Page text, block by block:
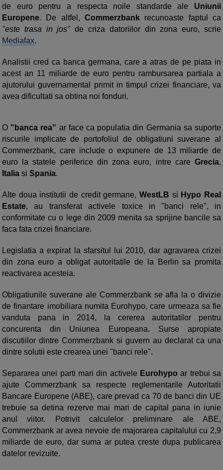
de euro pentru a respecta noile standarde ale Uniunii
Europene. De altfel, Commerzbank recunoaste faptul ca
"este trasa in jos"de criza datoriilor din zona euro, scrie
Mediafax.
Analistii cred ca banca germana, care a atras de pe piata in
acest an 11 miliarde de euro pentru rambursarea partiala a
ajutorului guvernamental primit in timpul crizei financiare, va
avea dificultati sa obtina noi fonduri.
O "banca rea" ar face ca populatia din Germania sa suporte
riscurile implicate de portofoliul de obligatiuni suverane al
Commerzbank, care include o expunere de 13 miliarde de
euro la statele periferice din zona euro, intre care Grecia,
Italia si Spania.
Alte doua institutii de credit germane, WestLB si Hypo Real
Estate, au transferat activele toxice in "banci rele", in
conformitate cu o lege din 2009 menita sa sprijine bancile sa
faca fata crizei financiare.
Legislatia a expirat la sfarsitul lui 2010, dar agravarea crizei
din zona euro a obligat autoritatile de la Berlin sa promita
reactivarea acesteia.
Obligatiunile suverane ale Commerzbank se afla la o divizie
de finantare imobiliara numita Eurohypo, care urmeaza sa fie
vanduta pana in 2014, la cererea autoritatilor pentru
concurenta din Uniunea Europeana. Surse apropiate
discutiilor dintre Commerzbank si guvern au declarat ca una
dintre solutii este crearea unei "banci rele".
Separarea unei parti mari din activele Eurohypo ar trebui sa
ajute Commerzbank sa respecte reglementarile Autoritatii
Bancare Europene (ABE), care prevad ca 70 de banci din UE
trebuie sa detina rezerve mai mari de capital pana in iunie
anul viitor. Potrivit calculelor preliminare ale ABE,
Commerzbank ar avea nevoie de majorarea capitalului cu 2,9
miliarde de euro, dar suma ar putea creste dupa publicarea
datelor revizuite.